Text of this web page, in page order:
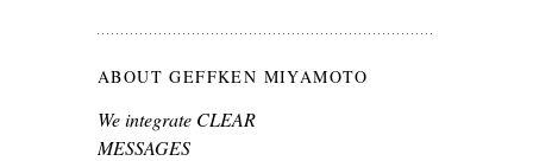
ABOUT GEFFKEN MIYAMOTO
We integrate CLEAR
MESSAGES